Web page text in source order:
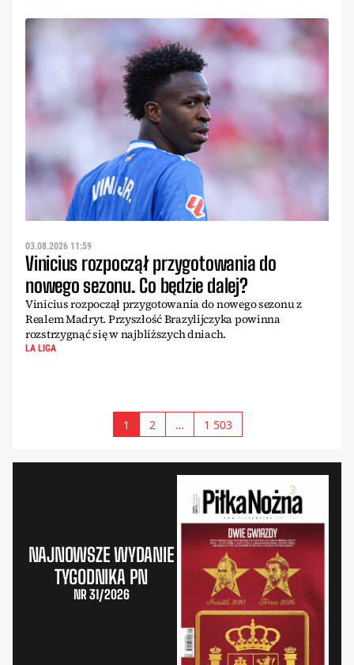
03.08.2026 11:59
Vinicius rozpoczął przygotowania do
nowego sezonu. Co będzie dalej?
Vinicius rozpoczął przygotowania do nowego sezonu z
Realem Madryt. Przyszłość Brazylijczyka powinna
rozstrzygnąć się w najbliższych dniach.
LA LIGA
1 2 … 1 503
NAJNOWSZE WYDANIE
TYGODNIKA PN
NR 31/2026